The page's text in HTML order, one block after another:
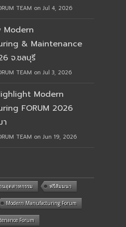
TEAM on Jul 4, 2026
Modern
& Maintenance
จ.ชลบุรี
TEAM on Jul 3, 2026
Modern
FORUM 2026
า
TEAM on Jun 19, 2026
อุตสาหกรรม ฟรีสัมมนา
Modern Manufacturing Forum
Forum